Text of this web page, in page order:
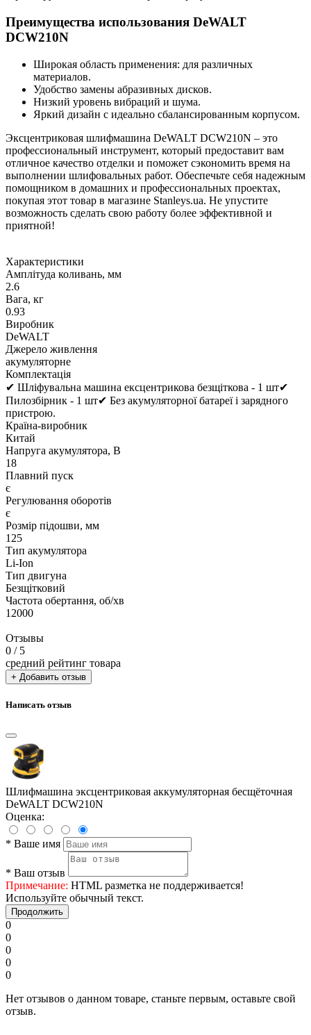
Преимущества использования DeWALT
DCW210N
Широкая область применения: для различных
материалов.
Удобство замены абразивных дисков.
Низкий уровень вибраций и шума.
Яркий дизайн с идеально сбалансированным корпусом.
Эксцентриковая шлифмашина DeWALT DCW210N – это
профессиональный инструмент, который предоставит вам
отличное качество отделки и поможет сэкономить время на
выполнении шлифовальных работ. Обеспечьте себя надежным
помощником в домашних и профессиональных проектах,
покупая этот товар в магазине Stanleys.ua. Не упустите
возможность сделать свою работу более эффективной и
приятной!
Характеристики
Амплітуда коливань, мм
2.6
Вага, кг
0.93
Виробник
DeWALT
Джерело живлення
акумуляторне
Комплектація
✔ Шліфувальна машина ексцентрикова безщіткова - 1 шт✔
Пилозбірник - 1 шт✔ Без акумуляторної батареї і зарядного
пристрою.
Країна-виробник
Китай
Напруга акумулятора, В
18
Плавний пуск
є
Регулювання оборотів
є
Розмір підошви, мм
125
Тип акумулятора
Li-Ion
Тип двигуна
Безщітковий
Частота обертання, об/хв
12000
Отзывы
0 / 5
средний рейтинг товара
+ Добавить отзыв
Написать отзыв
Шлифмашина эксцентриковая аккумуляторная бесщёточная
DeWALT DCW210N
Оценка:
* Ваше имя
* Ваш отзыв
Примечание: HTML разметка не поддерживается!
Используйте обычный текст.
Продолжить
0
0
0
0
0
Нет отзывов о данном товаре, станьте первым, оставьте свой
отзыв.